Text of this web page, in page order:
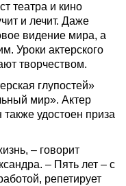
театра и кино
и лечит. Даже
видение мира, а
Уроки актерского
творчеством.
глупостей»
мир». Актер
удостоен приза
– говорит
– Пять лет – с
репетирует